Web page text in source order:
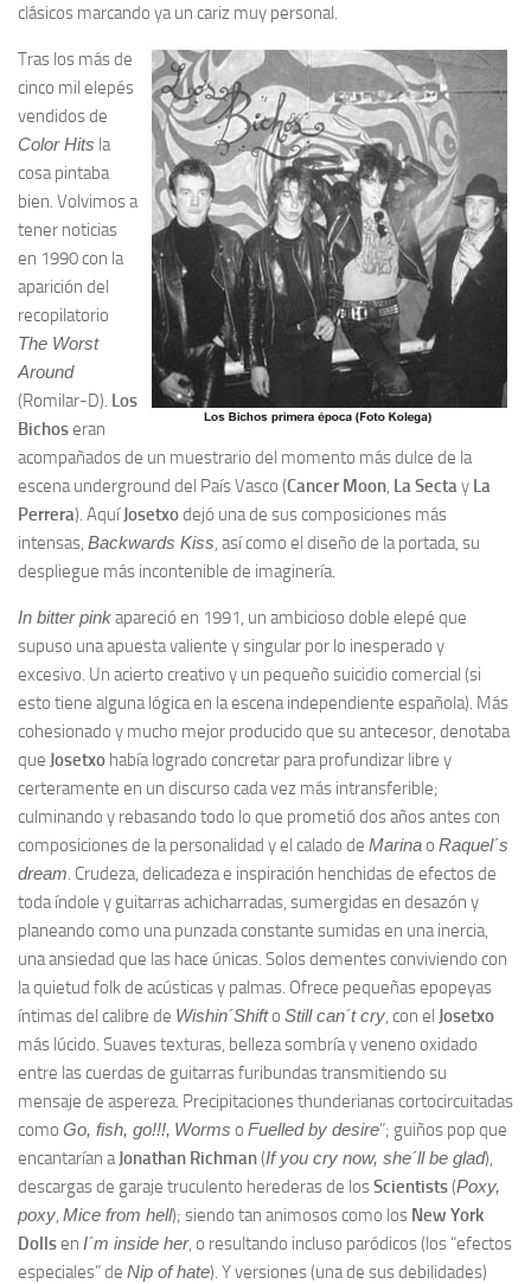
clásicos marcando ya un cariz muy personal.
Tras los más de
cinco mil elepés
vendidos de
Color Hits la
cosa pintaba
bien. Volvimos a
tener noticias
en 1990 con la
aparición del
recopilatorio
The Worst
Around
(Romilar-D). Los
Bichoseran
acompañados de un muestrario del momento más dulce de la
escena underground del País Vasco (Cancer Moon, La Sectay La
Perrera). AquíJosetxodejó una de sus composiciones más
intensas, Backwards Kiss, así como el diseño de la portada, su
despliegue más incontenible de imaginería.
In bitter pinkapareció en 1991, un ambicioso doble elepé que
supuso una apuesta valiente y singular por lo inesperado y
excesivo. Un acierto creativo y un pequeño suicidio comercial (si
esto tiene alguna lógica en la escena independiente española). Más
cohesionado y mucho mejor producido que su antecesor, denotaba
que Josetxo había logrado concretar para profundizar libre y
certeramente en un discurso cada vez más intransferible;
culminando y rebasando todo lo que prometió dos años antes con
composiciones de la personalidad y el calado de Marinao Raquel´s
dream. Crudeza, delicadeza e inspiración henchidas de efectos de
toda índole y guitarras achicharradas, sumergidas en desazón y
planeando como una punzada constante sumidas en una inercia,
una ansiedad que las hace únicas. Solos dementes conviviendo con
la quietud folk de acústicas y palmas. Ofrece pequeñas epopeyas
íntimas del calibre de Wishin´Shifto Still can´t cry, con el Josetxo
más lúcido. Suaves texturas, belleza sombría y veneno oxidado
entre las cuerdas de guitarras furibundas transmitiendo su
mensaje de aspereza. Precipitaciones thunderianas cortocircuitadas
como Go, fish, go!!!, Worms o Fuelled by desire”; guiños pop que
encantarían aJonathan Richman(If you cry now, she´ll be glad),
descargas de garaje truculento herederas de losScientists(Poxy,
poxy, Mice from hell); siendo tan animosos como los New York
Dollsen I´m inside her, o resultando incluso paródicos (los “efectos
especiales” de Nip of hate). Y versiones (una de sus debilidades)